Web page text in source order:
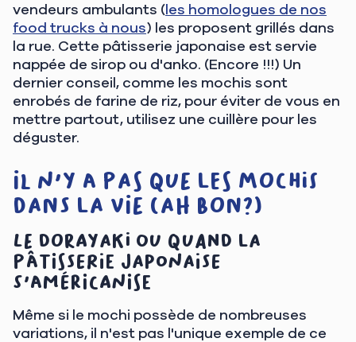
vendeurs ambulants (les homologues de nos
food trucks à nous) les proposent grillés dans
la rue. Cette pâtisserie japonaise est servie
nappée de sirop ou d'anko. (Encore !!!) Un
dernier conseil, comme les mochis sont
enrobés de farine de riz, pour éviter de vous en
mettre partout, utilisez une cuillère pour les
déguster.
Il n'y a pas que les mochis
dans la vie (Ah bon?)
Le dorayaki ou quand la
pâtisserie japonaise
s'américanise
Même si le mochi possède de nombreuses
variations, il n'est pas l'unique exemple de ce